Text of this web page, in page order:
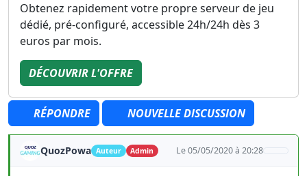
Obtenez rapidement votre propre serveur de jeu
dédié, pré-configuré, accessible 24h/24h dès 3
euros par mois.
DÉCOUVRIR L'OFFRE
RÉPONDRE NOUVELLE DISCUSSION
QuozPowa Auteur Admin Le 05/05/2020 à 20:28